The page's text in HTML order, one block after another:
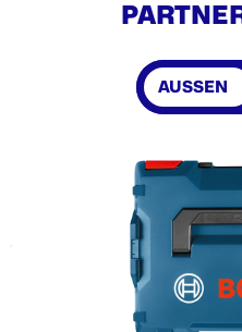
AUSSEN